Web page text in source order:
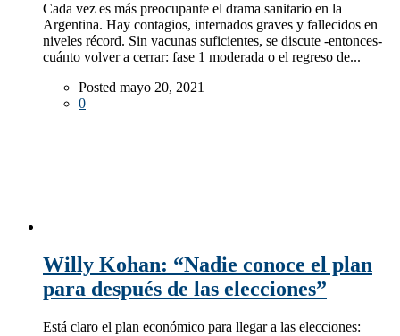
Cada vez es más preocupante el drama sanitario en la
Argentina. Hay contagios, internados graves y fallecidos en
niveles récord. Sin vacunas suficientes, se discute -entonces-
cuánto volver a cerrar: fase 1 moderada o el regreso de...
Posted mayo 20, 2021
0
Willy Kohan: “Nadie conoce el plan
para después de las elecciones”
Está claro el plan económico para llegar a las elecciones: